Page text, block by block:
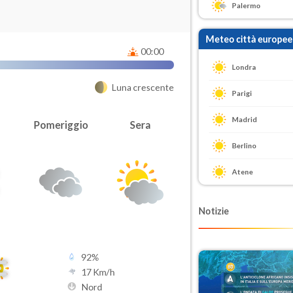
00:00
Luna crescente
Pomeriggio Sera
92%
17 Km/h
Nord
Palermo
Meteo città europee
Londra
Parigi
Madrid
Berlino
Atene
Notizie